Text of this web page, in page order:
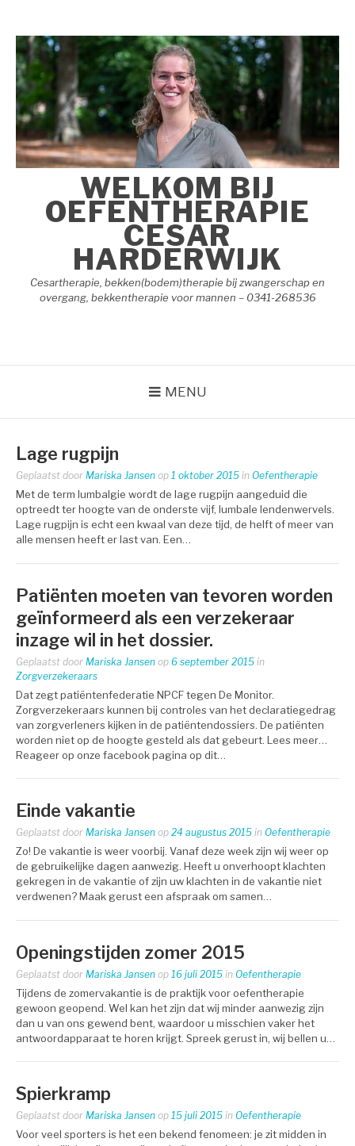
inhoud
springen
WELKOM BIJ
OEFENTHERAPIE
CESAR
HARDERWIJK
Cesartherapie, bekken(bodem)therapie bij zwangerschap en
overgang, bekkentherapie voor mannen – 0341-268536
MENU
Lage rugpijn
Geplaatst door Mariska Jansen op 1 oktober 2015 in Oefentherapie
Met de term lumbalgie wordt de lage rugpijn aangeduid die
optreedt ter hoogte van de onderste vijf, lumbale lendenwervels.
Lage rugpijn is echt een kwaal van deze tijd, de helft of meer van
alle mensen heeft er last van. Een…
Patiënten moeten van tevoren worden
geïnformeerd als een verzekeraar
inzage wil in het dossier.
Geplaatst door Mariska Jansen op 6 september 2015 in
Zorgverzekeraars
Dat zegt patiëntenfederatie NPCF tegen De Monitor.
Zorgverzekeraars kunnen bij controles van het declaratiegedrag
van zorgverleners kijken in de patiëntendossiers. De patiënten
worden niet op de hoogte gesteld als dat gebeurt. Lees meer…
Reageer op onze facebook pagina op dit…
Einde vakantie
Geplaatst door Mariska Jansen op 24 augustus 2015 in Oefentherapie
Zo! De vakantie is weer voorbij. Vanaf deze week zijn wij weer op
de gebruikelijke dagen aanwezig. Heeft u onverhoopt klachten
gekregen in de vakantie of zijn uw klachten in de vakantie niet
verdwenen? Maak gerust een afspraak om samen…
Openingstijden zomer 2015
Geplaatst door Mariska Jansen op 16 juli 2015 in Oefentherapie
Tijdens de zomervakantie is de praktijk voor oefentherapie
gewoon geopend. Wel kan het zijn dat wij minder aanwezig zijn
dan u van ons gewend bent, waardoor u misschien vaker het
antwoordapparaat te horen krijgt. Spreek gerust in, wij bellen u…
Spierkramp
Geplaatst door Mariska Jansen op 15 juli 2015 in Oefentherapie
Voor veel sporters is het een bekend fenomeen: je zit midden in